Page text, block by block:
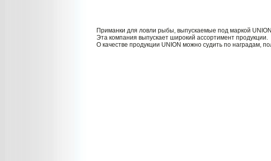
Приманки для ловли рыбы, выпускаемые под маркой
Эта компания выпускает широкий ассортимент продукции.
О качестве продукции UNION можно судить по наградам,